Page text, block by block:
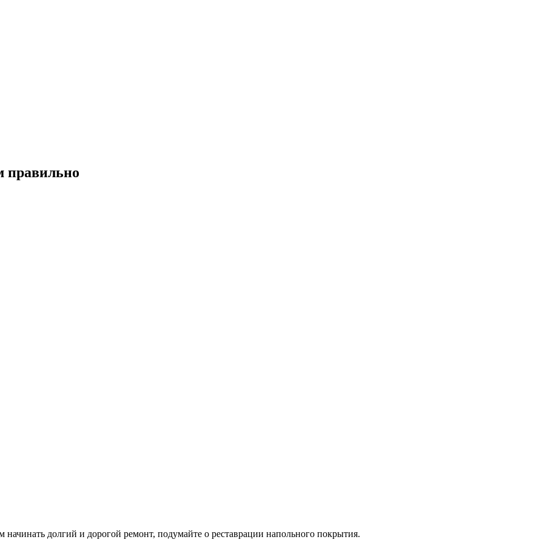
правильно
долгий и дорогой ремонт, подумайте о реставрации напольного покрытия.